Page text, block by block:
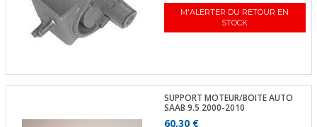
M'ALERTER DU RETOUR EN
STOCK
SUPPORT MOTEUR/BOITE AUTO
SAAB 9.5 2000-2010
60,30 €